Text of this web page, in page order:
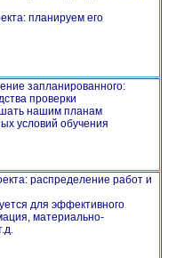
планируем его
запланированного:
проверки
нашим планам
условий обучения
распределение работ и
для эффективного
материально-